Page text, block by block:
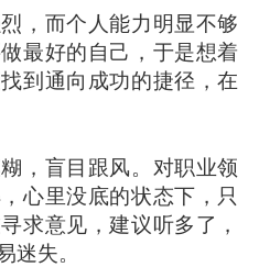
而个人能力明显不够
最好的自己，于是想着
到通向成功的捷径，在
盲目跟风。对职业领
心里没底的状态下，只
求意见，建议听多了，
迷失。